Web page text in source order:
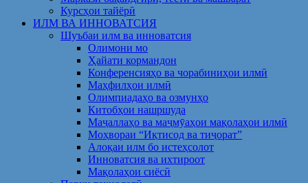
Курсҳои тайёрӣ
ИЛМ ВА ИННОВАТСИЯ
Шуъбаи илм ва инноватсия
Олимони мо
Ҳайати кормандон
Конференсияҳо ва чорабиниҳои илмӣ
Маҳфилҳои илмӣ
Олимпиадаҳо ва озмунҳо
Китобҳои нашршуда
Маҷаллаҳо ва маҷмӯаҳои мақолаҳои илмӣ
Моҳвораи “Иқтисод ва тиҷорат”
Алоқаи илм бо истеҳсолот
Инноватсия ва ихтироот
Мақолаҳои сиёсӣ